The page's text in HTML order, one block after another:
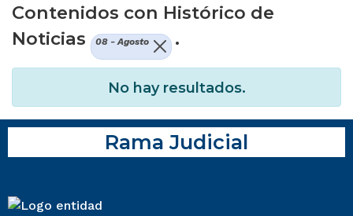
Contenidos con Histórico de
Noticias
08 - Agosto .
No hay resultados.
Rama Judicial